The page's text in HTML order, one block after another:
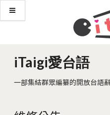
iTaigi愛台語
一部集結群眾編纂的開放台語